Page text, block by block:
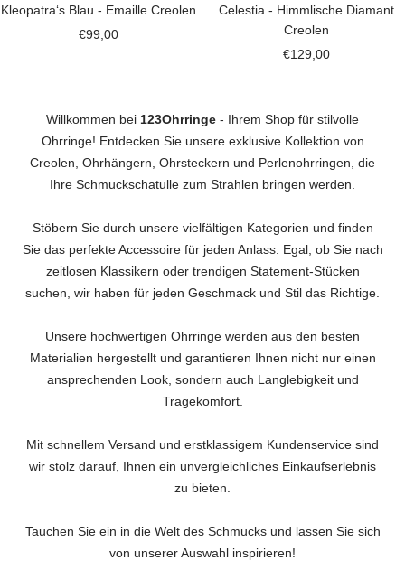
Kleopatra‘s Blau - Emaille Creolen
Angebotspreis
€99,00
Celestia - Himmlische Diamant
Creolen
Angebotspreis
€129,00
Willkommen bei 123Ohrringe - Ihrem Shop für stilvolle
Ohrringe! Entdecken Sie unsere exklusive Kollektion von
Creolen, Ohrhängern, Ohrsteckern und Perlenohrringen, die
Ihre Schmuckschatulle zum Strahlen bringen werden.
Stöbern Sie durch unsere vielfältigen Kategorien und finden
Sie das perfekte Accessoire für jeden Anlass. Egal, ob Sie nach
zeitlosen Klassikern oder trendigen Statement-Stücken
suchen, wir haben für jeden Geschmack und Stil das Richtige.
Unsere hochwertigen Ohrringe werden aus den besten
Materialien hergestellt und garantieren Ihnen nicht nur einen
ansprechenden Look, sondern auch Langlebigkeit und
Tragekomfort.
Mit schnellem Versand und erstklassigem Kundenservice sind
wir stolz darauf, Ihnen ein unvergleichliches Einkaufserlebnis
zu bieten.
Tauchen Sie ein in die Welt des Schmucks und lassen Sie sich
von unserer Auswahl inspirieren!